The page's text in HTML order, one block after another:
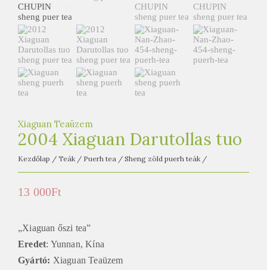
t
e
a
h
á
z
Xiaguan Teaüzem
2004 Xiaguan Darutollas tuo
Kezdőlap / Teák / Puerh tea / Sheng zöld puerh teák /
13 000Ft
„Xiaguan őszi tea”
Eredet: Yunnan, Kína
Gyártó: Xiaguan Teaüzem